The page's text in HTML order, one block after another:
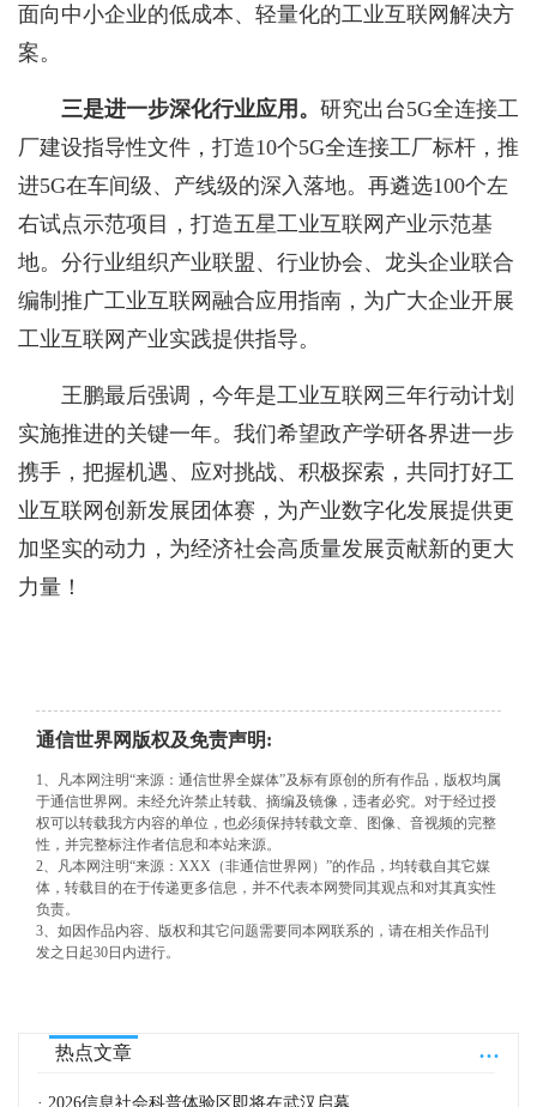
面向中小企业的低成本、轻量化的工业互联网解决方
案。
三是进一步深化行业应用。 研究出台5G全连接工
厂建设指导性文件，打造10个5G全连接工厂标杆，推
进5G在车间级、产线级的深入落地。再遴选100个左
右试点示范项目，打造五星工业互联网产业示范基
地。分行业组织产业联盟、行业协会、龙头企业联合
编制推广工业互联网融合应用指南，为广大企业开展
工业互联网产业实践提供指导。
王鹏最后强调，今年是工业互联网三年行动计划
实施推进的关键一年。我们希望政产学研各界进一步
携手，把握机遇、应对挑战、积极探索，共同打好工
业互联网创新发展团体赛，为产业数字化发展提供更
加坚实的动力，为经济社会高质量发展贡献新的更大
力量！
通信世界网版权及免责声明:
1、凡本网注明“来源：通信世界全媒体”及标有原创的所有作品，版权均属
于通信世界网。未经允许禁止转载、摘编及镜像，违者必究。对于经过授
权可以转载我方内容的单位，也必须保持转载文章、图像、音视频的完整
性，并完整标注作者信息和本站来源。
2、凡本网注明“来源：XXX（非通信世界网）”的作品，均转载自其它媒
体，转载目的在于传递更多信息，并不代表本网赞同其观点和对其真实性
负责。
3、如因作品内容、版权和其它问题需要同本网联系的，请在相关作品刊
发之日起30日内进行。
...
热点文章
· 2026信息社会科普体验区即将在武汉启幕